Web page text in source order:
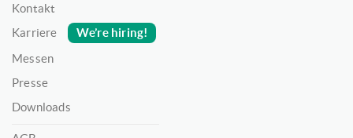
Kontakt
Karriere
We’re hiring!
Messen
Presse
Downloads